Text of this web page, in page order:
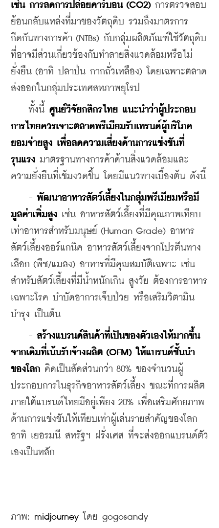
เช่น การลดการปล่อยคาร์บอน (CO2) การตรวจสอบ
ย้อนกลับแหล่งที่มาของวัตถุดิบ รวมถึงมาตรการ
กีดกันทางการค้า (NTBs) กับกลุ่มผลิตภัณฑ์ใช้วัตถุดิบ
ที่อาจมีส่วนเกี่ยวข้องกับทำลายสิ่งแวดล้อมหรือไม่
ยั่งยืน (อาทิ ปลาป่น กากถั่วเหลือง) โดยเฉพาะตลาด
ส่งออกในกลุ่มประเทศสหภาพยุโรป
ทั้งนี้ ศูนย์วิจัยกสิกรไทย แนะนำว่าผู้ประกอบ
การไทยควรเจาะตลาดพรีเมียมรับเทรนด์ผู้บริโภค
ยอมจ่ายสูง เพื่อลดความเสี่ยงด้านการแข่งขันที่
รุนแรง มาตรฐานทางการค้าด้านสิ่งแวดล้อมและ
ความยั่งยืนที่เข้มงวดขึ้น โดยมีแนวทางเบื้องต้น ดังนี้
- พัฒนาอาหารสัตว์เลี้ยงในกลุ่มพรีเมียมหรือมี
มูลค่าเพิ่มสูง เช่น อาหารสัตว์เลี้ยงที่มีคุณภาพเทียบ
เท่าอาหารสำหรับมนุษย์ (Human Grade) อาหาร
สัตว์เลี้ยงออร์แกนิค อาหารสัตว์เลี้ยงจากโปรตีนทาง
เลือก (พืช/แมลง) อาหารที่มีคุณสมบัติเฉพาะ เช่น
สำหรับสัตว์เลี้ยงที่มีน้ำหนักเกิน สูงวัย ต้องการอาหาร
เฉพาะโรค บำบัดอาการเจ็บป่วย หรือเสริมวิตามิน
บำรุง เป็นต้น
- สร้างแบรนด์สินค้าที่เป็นของตัวเองให้มากขึ้น
จากเดิมที่เน้นรับจ้างผลิต (OEM) ให้แบรนด์ชั้นนำ
ของโลก คิดเป็นสัดส่วนกว่า 80% ของจำนวนผู้
ประกอบการในธุรกิจอาหารสัตว์เลี้ยง ขณะที่การผลิต
ภายใต้แบรนด์ไทยมีอยู่เพียง 20% เพื่อเสริมศักยภาพ
ด้านการแข่งขันให้เทียบเท่าผู้เล่นรายสำคัญของโลก
อาทิ เยอรมนี สหรัฐฯ ฝรั่งเศส ที่จะส่งออกแบรนด์ตัว
เองเป็นหลัก
ภาพ: midjourney โดย gogosandy